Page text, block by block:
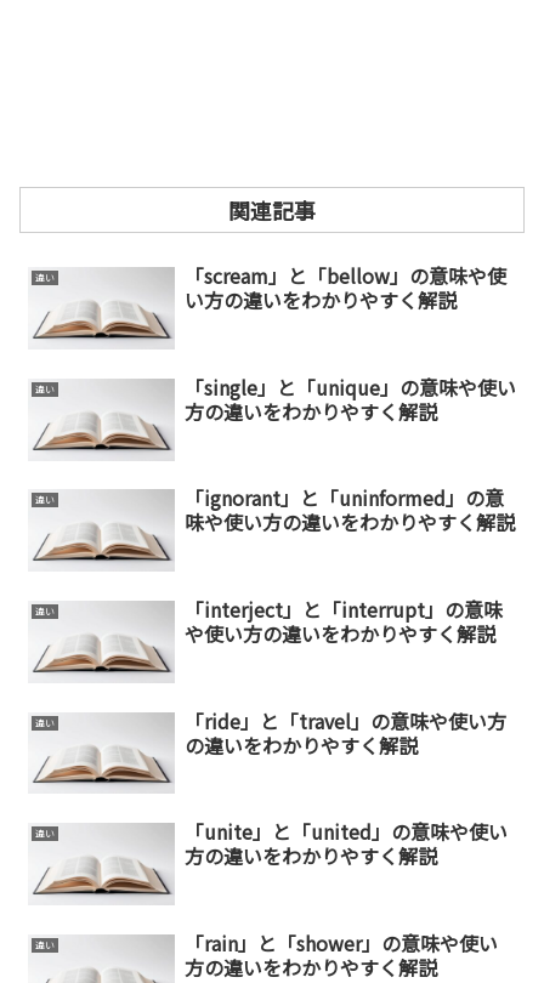
関連記事
違い
「scream」と「bellow」の意味や使
い方の違いをわかりやすく解説
違い
「single」と「unique」の意味や使い
方の違いをわかりやすく解説
違い
「ignorant」と「uninformed」の意
味や使い方の違いをわかりやすく解説
違い
「interject」と「interrupt」の意味
や使い方の違いをわかりやすく解説
違い
「ride」と「travel」の意味や使い方
の違いをわかりやすく解説
違い
「unite」と「united」の意味や使い
方の違いをわかりやすく解説
違い
「rain」と「shower」の意味や使い
方の違いをわかりやすく解説